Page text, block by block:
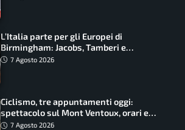
L’Italia parte per gli Europei di
Birmingham: Jacobs, Tamberi e
Battocletti guidano una spedizione
7 Agosto 2026
Ciclismo, tre appuntamenti oggi:
spettacolo sul Mont Ventoux, orari e
come vederli
7 Agosto 2026